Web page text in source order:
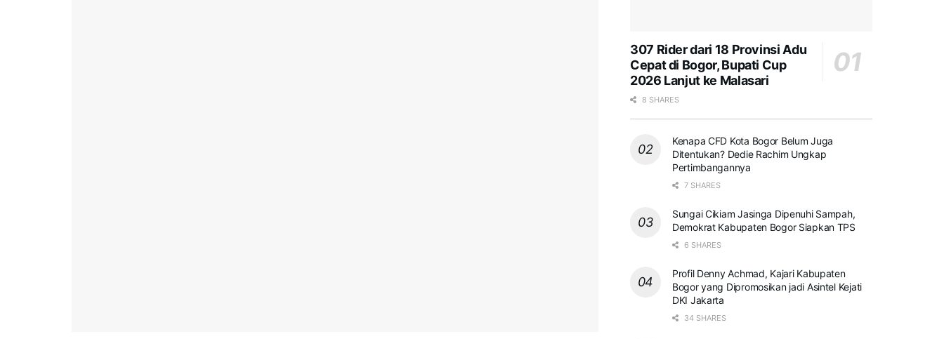
307 Rider dari 18 Provinsi Adu
Cepat di Bogor, Bupati Cup
2026 Lanjut ke Malasari
8 SHARES
Kenapa CFD Kota Bogor Belum Juga
Ditentukan? Dedie Rachim Ungkap
Pertimbangannya
7 SHARES
Sungai Cikiam Jasinga Dipenuhi Sampah,
Demokrat Kabupaten Bogor Siapkan TPS
6 SHARES
Profil Denny Achmad, Kajari Kabupaten
Bogor yang Dipromosikan jadi Asintel Kejati
DKI Jakarta
34 SHARES